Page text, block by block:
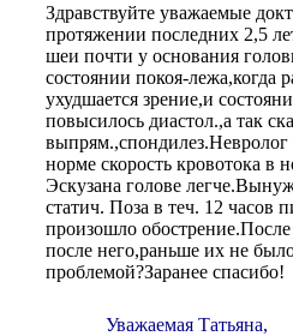
Здравствуйте уважаемые
протяжении последних 2,5
шеи почти у основания
состоянии покоя-лежа,когда
ухудшается зрение,и
повысилось диастол.,а так
норме скорость кровотока в
Эскузана голове
статич. Поза в теч. 12 часов
произошло
после него,раньше их не
проблемой?Заранее спасибо!
Уважаемая Татьяна,